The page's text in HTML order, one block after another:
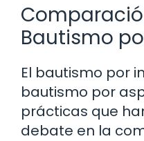
Bautismo
El bautismo por
bautismo por
prácticas que
debate en la